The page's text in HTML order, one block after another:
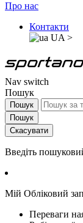
Про нас
Контакти
UA >
Nav switch
Пошук
Пошук
Пошук
Скасувати
Введіть
Мій Обліковий
Переваги